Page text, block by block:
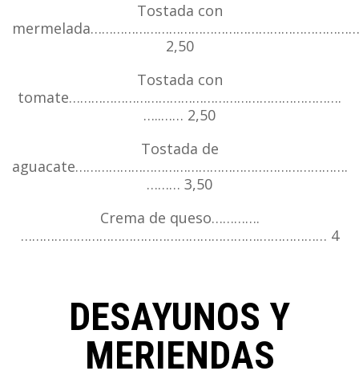
Tostada con
2,50
Tostada con
tomate……………………………………………………………….
…..…… 2,50
Tostada de
aguacate……………………………………………………………….
……… 3,50
Crema de queso………….
……………………………………………………….……………… 4
DESAYUNOS Y
MERIENDAS